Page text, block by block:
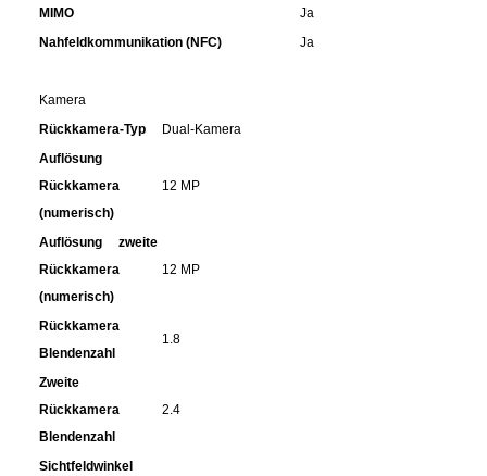
Porzellan
Profisortiment
Reinigungshilfsmittel
Reis / Hülsenfrüchte
Salz
Sauergemüse
Schinken
Schokolade
MIMO
Ja
Nahfeldkommunikation (NFC)
Ja
Kamera
Rückkamera-Typ
Dual-Kamera
Auflösung
Rückkamera
(numerisch)
12 MP
Auflösung zweite
Rückkamera
(numerisch)
12 MP
Rückkamera
Blendenzahl
1.8
Zweite
Rückkamera
Blendenzahl
2.4
Sichtfeldwinkel